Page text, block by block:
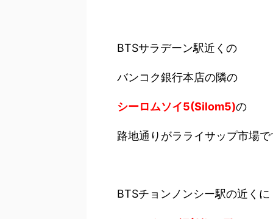
BTSサラデーン駅近くの
バンコク銀行本店の隣の
シーロムソイ5(Silom5)の
路地通りがラライサップ市場で
BTSチョンノンシー駅の近くに